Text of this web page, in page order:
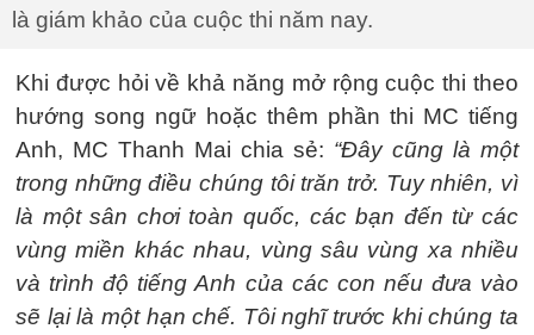
là giám khảo của cuộc thi năm nay.
Khi được hỏi về khả năng mở rộng cuộc thi theo
hướng song ngữ hoặc thêm phần thi MC tiếng
Anh, MC Thanh Mai chia sẻ: “Đây cũng là một
trong những điều chúng tôi trăn trở. Tuy nhiên, vì
là một sân chơi toàn quốc, các bạn đến từ các
vùng miền khác nhau, vùng sâu vùng xa nhiều
và trình độ tiếng Anh của các con nếu đưa vào
sẽ lại là một hạn chế. Tôi nghĩ trước khi chúng ta